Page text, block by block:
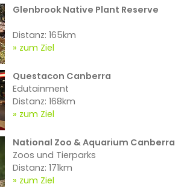
Glenbrook Native Plant Reserve
Distanz: 165km
zum Ziel
Questacon Canberra
Edutainment
Distanz: 168km
zum Ziel
National Zoo & Aquarium Canberra
Zoos und Tierparks
Distanz: 171km
zum Ziel